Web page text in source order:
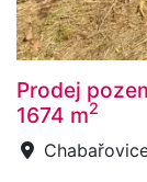
Prodej
1674 m2